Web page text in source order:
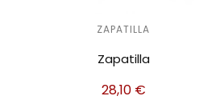
ZAPATILLA
Zapatilla
28,10 €